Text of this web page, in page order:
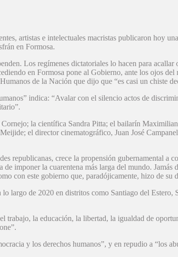
artistas e intelectuales macristas publicaron hoy
en Formosa.
Los regímenes dictatoriales lo hacen para
en Formosa pone al Gobierno, ante los ojos
de la Nación que dijo que “es casi un chiste
indica: “Avalar con el silencio actos de
la científica Sandra Pitta; el bailarín
el director cinematográfico, Juan José
republicanas, crece la propensión gubernamental
imponer la cuarentena más larga del mundo.
con este gobierno que, paradójicamente, hizo de su
largo de 2020 en distritos como Santiago del Estero,
trabajo, la educación, la libertad, la igualdad de
y los derechos humanos”, y en repudio a “los